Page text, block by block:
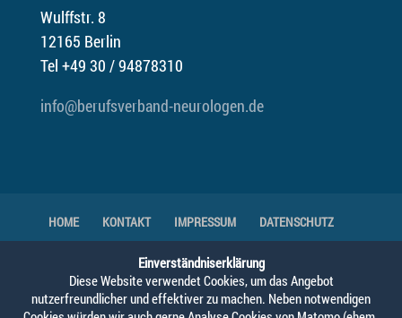
Wulffstr. 8
12165 Berlin
Tel +49 30 / 94878310
info@berufsverband-neurologen.de
HOME KONTAKT IMPRESSUM
DATENSCHUTZ
© 2025 Berufsverband Deutscher Neurologen,
Einverständniserklärung
Diese Website verwendet Cookies, um das Angebot
nutzerfreundlicher und effektiver zu machen. Neben notwendigen